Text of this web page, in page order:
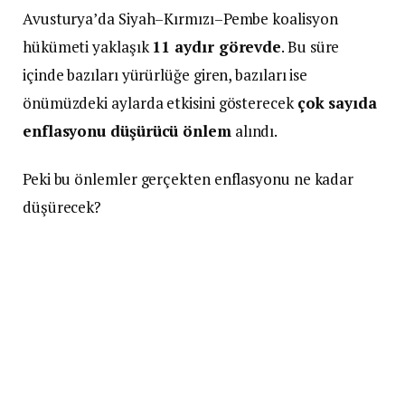
Avusturya’da Siyah–Kırmızı–Pembe koalisyon
hükümeti yaklaşık11 aydır görevde. Bu süre
içinde bazıları yürürlüğe giren, bazıları ise
önümüzdeki aylarda etkisini gösterecekçok sayıda
enflasyonu düşürücü önlemalındı.
Peki bu önlemler gerçekten enflasyonu ne kadar
düşürecek?